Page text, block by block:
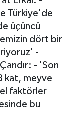
Türkiye'de
üçüncü
dört bir
-
- 'Son
kat, meyve
faktörler
bu